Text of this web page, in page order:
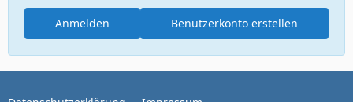
Benutzerkonto erstellen
Anmelden